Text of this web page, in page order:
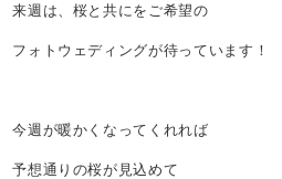
来週は、桜と共にをご希望の
フォトウェディングが待っています！
今週が暖かくなってくれれば
予想通りの桜が見込めて